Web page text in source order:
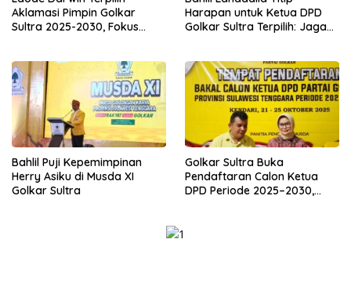
Aklamasi Pimpin Golkar
Sultra 2025-2030, Fokus
Harapan untuk Ketua DPD
Golkar Sultra Terpilih: Jaga
Bahlil Puji Kepemimpinan
Herry Asiku di Musda XI
Golkar Sultra
Golkar Sultra Buka
Pendaftaran Calon Ketua
DPD Periode 2025–2030,